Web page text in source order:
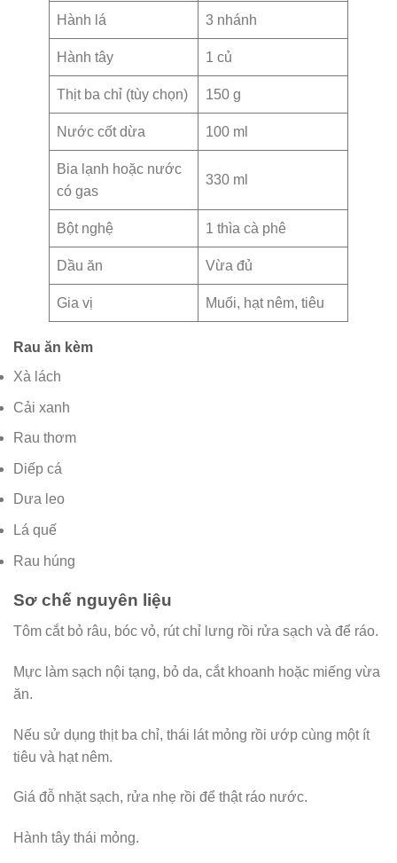
Hành lá 3 nhánh
Hành tây 1 củ
Thịt ba chỉ (tùy chọn) 150 g
Nước cốt dừa 100 ml
Bia lạnh hoặc nước
có gas
330 ml
Bột nghệ 1 thìa cà phê
Dầu ăn Vừa đủ
Gia vị Muối, hạt nêm, tiêu
Rau ăn kèm
Xà lách
Cải xanh
Rau thơm
Diếp cá
Dưa leo
Lá quế
Rau húng
Sơ chế nguyên liệu
Tôm cắt bỏ râu, bóc vỏ, rút chỉ lưng rồi rửa sạch và để ráo.
Mực làm sạch nội tạng, bỏ da, cắt khoanh hoặc miếng vừa
ăn.
Nếu sử dụng thịt ba chỉ, thái lát mỏng rồi ướp cùng một ít
tiêu và hạt nêm.
Giá đỗ nhặt sạch, rửa nhẹ rồi để thật ráo nước.
Hành tây thái mỏng.